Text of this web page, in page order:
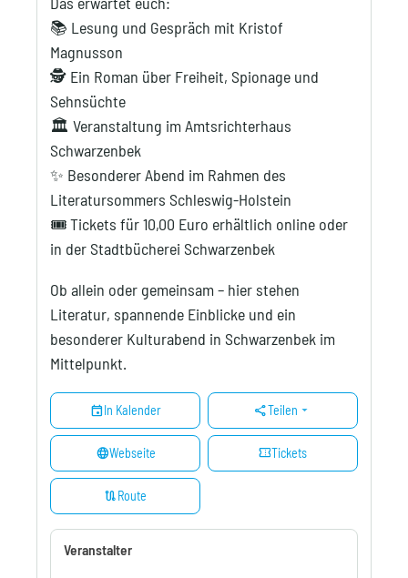
📚 Lesung und Gespräch mit Kristof
Magnusson
🕵️ Ein Roman über Freiheit, Spionage und
Sehnsüchte
🏛️ Veranstaltung im Amtsrichterhaus
Schwarzenbek
✨ Besonderer Abend im Rahmen des
Literatursommers Schleswig-Holstein
🎟️ Tickets für 10,00 Euro erhältlich online oder
in der Stadtbücherei Schwarzenbek
Ob allein oder gemeinsam – hier stehen
Literatur, spannende Einblicke und ein
besonderer Kulturabend in Schwarzenbek im
Mittelpunkt.
eventIn Kalender shareTeilen arrow_drop_down
languageWebseite confirmation_numberTickets
routeRoute
Veranstalter